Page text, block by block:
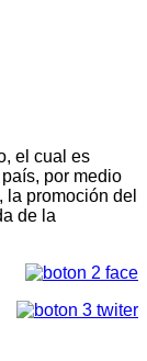
el cual es
por medio
promoción del
de la